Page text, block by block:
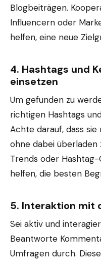
Blogbeiträgen.
Influencern oder
helfen, eine neue
4. Hashtags und
einsetzen
Um gefunden zu
richtigen Hashtags
Achte darauf, dass
ohne dabei überladen
Trends oder
helfen, die besten
5. Interaktion mit
Sei aktiv und
Beantworte
Umfragen durch.